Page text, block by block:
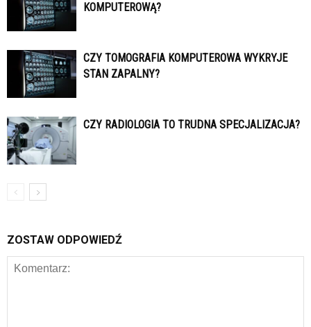
KOMPUTEROWĄ?
CZY TOMOGRAFIA KOMPUTEROWA WYKRYJE
STAN ZAPALNY?
CZY RADIOLOGIA TO TRUDNA SPECJALIZACJA?
ZOSTAW ODPOWIEDŹ